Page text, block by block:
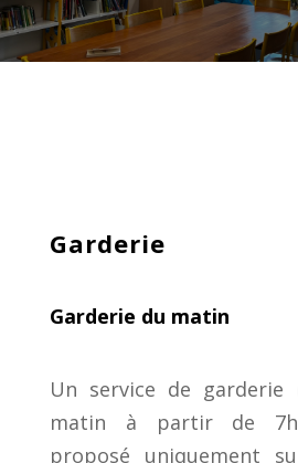
Garderie
Garderie du matin
Un service de garderie
matin à partir de
proposé uniquement